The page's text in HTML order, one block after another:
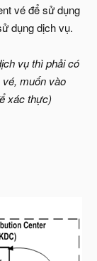
vé để sử dụng
dụng dịch vụ.
vụ thì phải có
muốn vào
xác thực)